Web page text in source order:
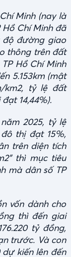
Minh (nay là
Chí Minh đã
độ đường giao
thông trên đất
Hồ Chí Minh
5.153km (mật
km2, tỷ lệ đất
14,44%).
2025, tỷ lệ
thị đạt 15%,
trên diện tích
thì mục tiêu
mà dân số TP
vốn dành cho
thì đến giai
tỷ đồng,
trước. Và con
kiến lên đến